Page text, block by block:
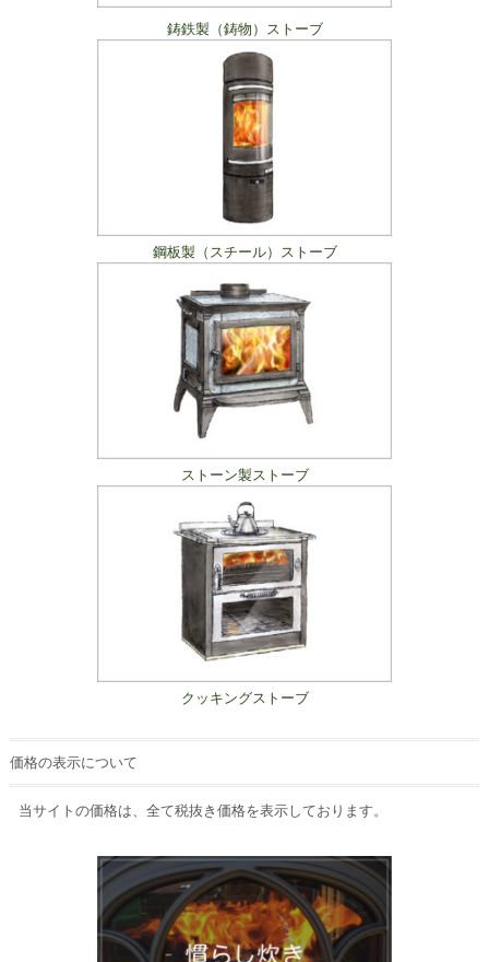
鋳鉄製（鋳物）ストーブ
鋼板製（スチール）ストーブ
ストーン製ストーブ
クッキングストーブ
価格の表示について
当サイトの価格は、全て税抜き価格を表示しております。